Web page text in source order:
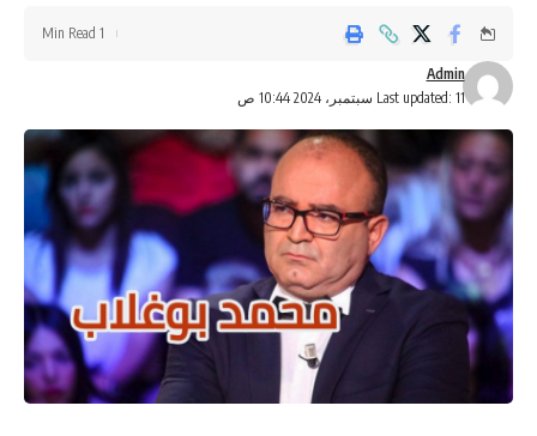
Last updated: 11 سبتمبر، 2024 10:44 ص
Admin
1 Min Read